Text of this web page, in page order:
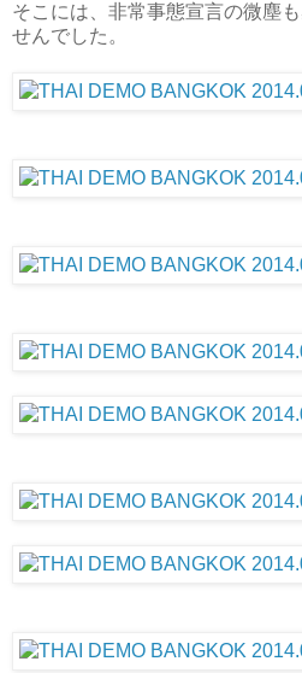
そこには、非常事態宣言の微塵
せんでした。